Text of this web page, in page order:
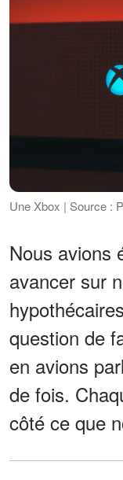
Une Xbox | Source :
Nous avions
avancer sur
question de
en avions
de fois.
côté ce que